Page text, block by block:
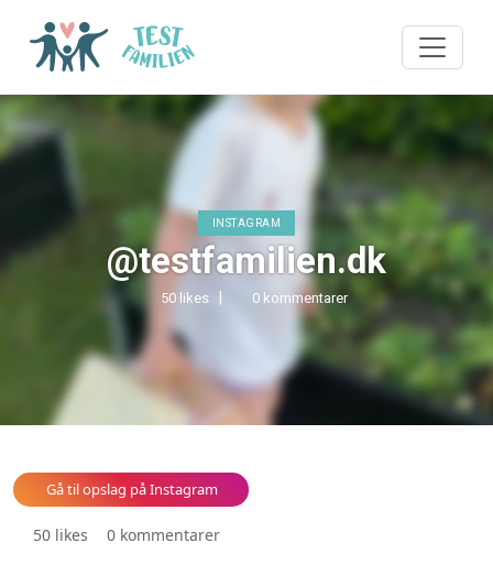
INSTAGRAM
@testfamilien.dk
50 likes 0 kommentarer
Gå til opslag på Instagram
50 likes 0 kommentarer